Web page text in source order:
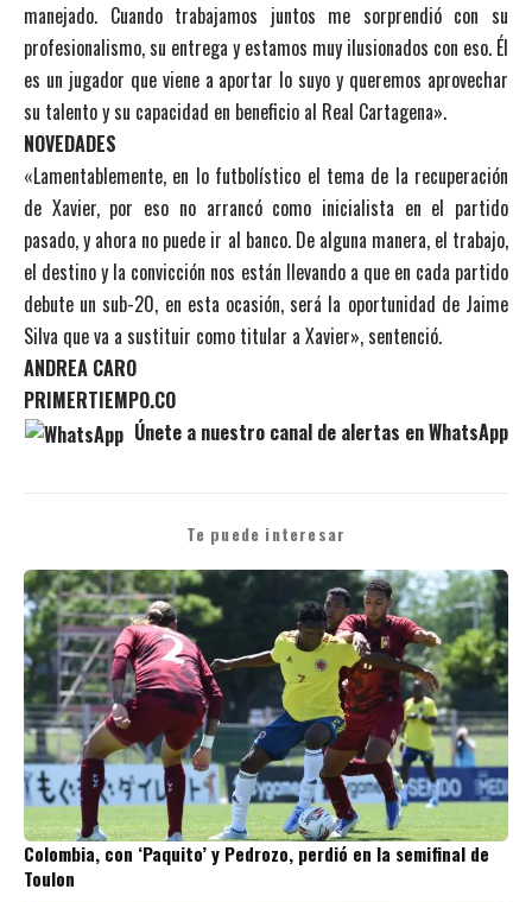
manejado. Cuando trabajamos juntos me sorprendió con su
profesionalismo, su entrega y estamos muy ilusionados con eso. Él
es un jugador que viene a aportar lo suyo y queremos aprovechar
su talento y su capacidad en beneficio al Real Cartagena».
NOVEDADES
«Lamentablemente, en lo futbolístico el tema de la recuperación
de Xavier, por eso no arrancó como inicialista en el partido
pasado, y ahora no puede ir al banco. De alguna manera, el trabajo,
el destino y la convicción nos están llevando a que en cada partido
debute un sub-20, en esta ocasión, será la oportunidad de Jaime
Silva que va a sustituir como titular a Xavier», sentenció.
ANDREA CARO
PRIMERTIEMPO.CO
Únete a nuestro canal de alertas en WhatsApp
Te puede interesar
Colombia, con ‘Paquito’ y Pedrozo, perdió en la semifinal de
Toulon